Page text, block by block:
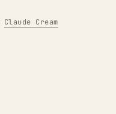
Claude Cream